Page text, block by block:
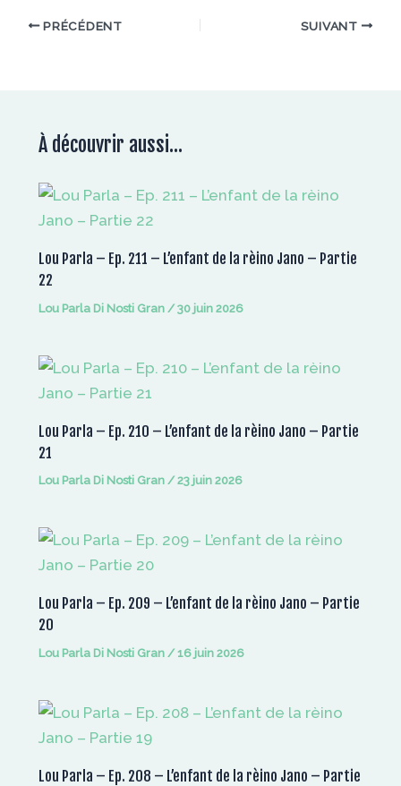
PRÉCÉDENT SUIVANT
À découvrir aussi...
Lou Parla – Ep. 211 – L’enfant de la rèino Jano – Partie
22
Lou Parla Di Nosti Gran/30 juin 2026
Lou Parla – Ep. 210 – L’enfant de la rèino Jano – Partie
21
Lou Parla Di Nosti Gran/23 juin 2026
Lou Parla – Ep. 209 – L’enfant de la rèino Jano – Partie
20
Lou Parla Di Nosti Gran/16 juin 2026
Lou Parla – Ep. 208 – L’enfant de la rèino Jano – Partie